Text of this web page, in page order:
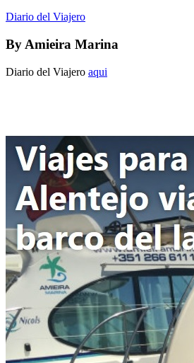
Diario del Viajero
By Amieira Marina
Diario del Viajero aqui